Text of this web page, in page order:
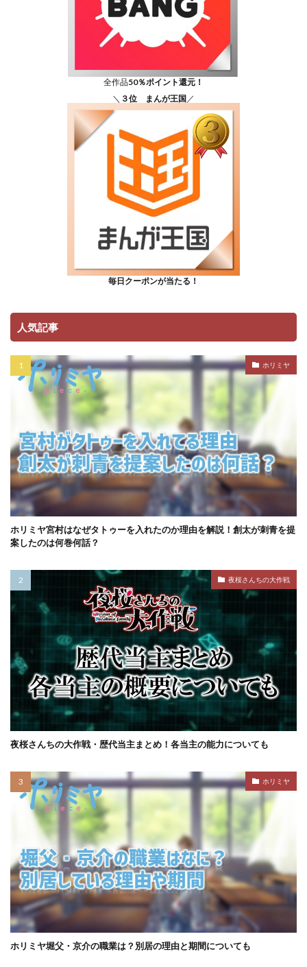
全作品50％ポイント還元！
＼ ３位 まんが王国 ／
毎日クーポンが当たる！
人気記事
ホリミヤ
ホリミヤ宮村はなぜタトゥーを入れたのか理由を解説！創太が刺青を提
案したのは何巻何話？
夜桜さんちの大作戦
夜桜さんちの大作戦・歴代当主まとめ！各当主の能力についても
ホリミヤ
ホリミヤ堀父・京介の職業は？別居の理由と期間についても